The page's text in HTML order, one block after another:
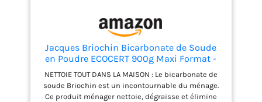
Jacques Briochin Bicarbonate de Soude
en Poudre ECOCERT 900g Maxi Format -
Nettoyant Multi Surface Naturel, Anti
Mauvaises Odeurs - Sachet Refermable
,L'emballage peut varier
NETTOIE TOUT DANS LA MAISON : Le bicarbonate de
soude Briochin est un incontournable du ménage.
Ce produit ménager nettoie, dégraisse et élimine